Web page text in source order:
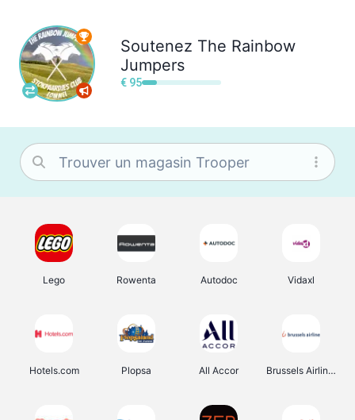
Soutenez The Rainbow
Jumpers
€ 95
Lego Rowenta Autodoc Vidaxl
Hotels.com Plopsa All Accor Brussels Airlines